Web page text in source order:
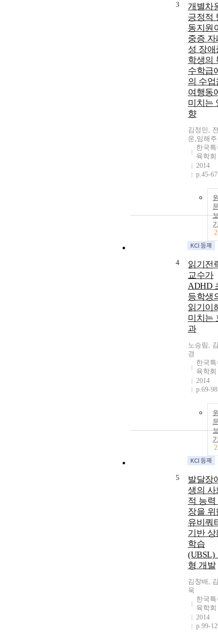
3
개별차
긍정적
동지원
중증 자
성 장애
학생의
수학급
의 수업
여행동
미치는
향
김정민,
운,임해주
한국
육학회
2014
p.45-67
2
4
읽기전
교수가
ADHD
등학생
읽기이
미치는
과
노승림,
경
한국
육학회
2014
p.69-98
2
5
발달장
생의 사
적 능력
장을 위
유비쿼
기반 상
학습
(UBSL)
형 개발
김창배,
욱
한국
육학회
2014
p.99-